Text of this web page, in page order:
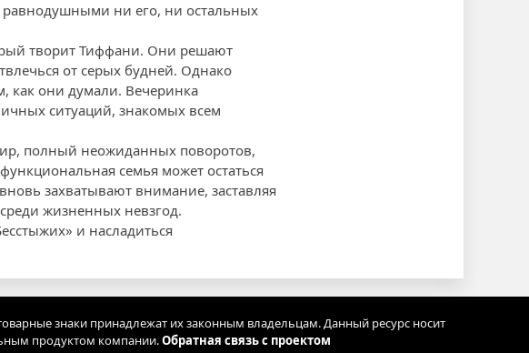
равнодушными ни его, ни остальных
творит Тиффани. Они решают
от серых будней. Однако
как они думали. Вечеринка
ситуаций, знакомых всем
полный неожиданных поворотов,
семья может остаться
захватывают внимание, заставляя
жизненных невзгод.
и насладиться
знаки принадлежат их законным владельцам. Данный ресурс носит
продуктом компании.Обратная связь с проектом